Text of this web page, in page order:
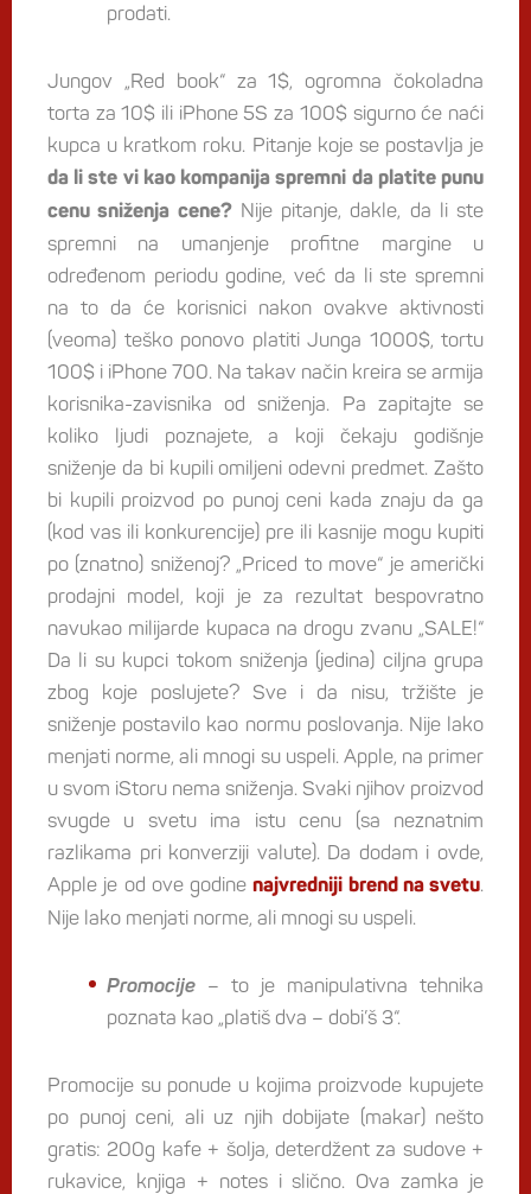
prodati.
Jungov „Red book“ za 1$, ogromna čokoladna
torta za 10$ ili iPhone 5S za 100$ sigurno će naći
kupca u kratkom roku. Pitanje koje se postavlja je
da li ste vi kao kompanija spremni da platite punu
cenu sniženja cene?Nije pitanje, dakle, da li ste
spremni na umanjenje profitne margine u
određenom periodu godine, već da li ste spremni
na to da će korisnici nakon ovakve aktivnosti
(veoma) teško ponovo platiti Junga 1000$, tortu
100$ i iPhone 700. Na takav način kreira se armija
korisnika-zavisnika od sniženja. Pa zapitajte se
koliko ljudi poznajete, a koji čekaju godišnje
sniženje da bi kupili omiljeni odevni predmet. Zašto
bi kupili proizvod po punoj ceni kada znaju da ga
(kod vas ili konkurencije) pre ili kasnije mogu kupiti
po (znatno) sniženoj? „Priced to move“ je američki
prodajni model, koji je za rezultat bespovratno
navukao milijarde kupaca na drogu zvanu „SALE!“
Da li su kupci tokom sniženja (jedina) ciljna grupa
zbog koje poslujete? Sve i da nisu, tržište je
sniženje postavilo kao normu poslovanja. Nije lako
menjati norme, ali mnogi su uspeli. Apple, na primer
u svom iStoru nema sniženja. Svaki njihov proizvod
svugde u svetu ima istu cenu (sa neznatnim
razlikama pri konverziji valute). Da dodam i ovde,
Apple je od ove godinenajvredniji brend na svetu.
Nije lako menjati norme, ali mnogi su uspeli.
Promocije – to je manipulativna tehnika
poznata kao „platiš dva – dobi’š 3“.
Promocije su ponude u kojima proizvode kupujete
po punoj ceni, ali uz njih dobijate (makar) nešto
gratis: 200g kafe + šolja, deterdžent za sudove +
rukavice, knjiga + notes i slično. Ova zamka je